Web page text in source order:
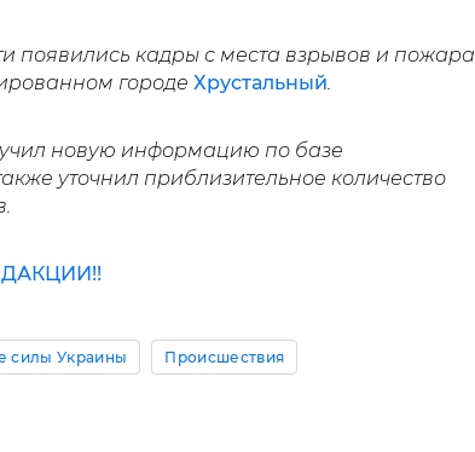
появились кадры с места взрывов и пожара
городе Хрустальный
новую информацию по базе
уточнил приблизительное количество
силы Украины Происшествия